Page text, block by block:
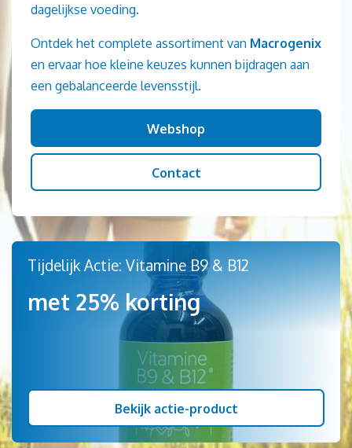
dagelijkse voeding.
Ontdek het complete assortiment van Macrogenix
en ervaar hoe kleine keuzes kunnen bijdragen aan
een gebalanceerde levensstijl.
Webshop
Contact
Tijdelijk Actie: Vitamine B9 & B12
met 25% korting
Bekijk actie-product